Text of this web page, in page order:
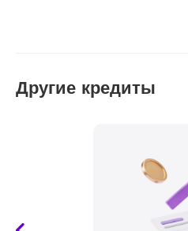
Другие кредиты